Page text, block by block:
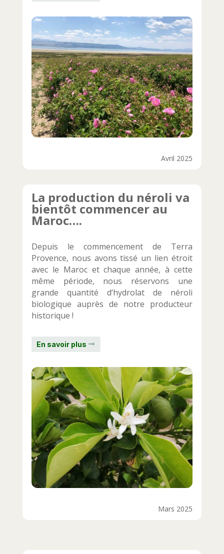
Avril 2025
La production du néroli va
bientôt commencer au
Maroc….
Depuis le commencement de Terra
Provence, nous avons tissé un lien étroit
avec le Maroc et chaque année, à cette
même période, nous réservons une
grande quantité d’hydrolat de néroli
biologique auprès de notre producteur
historique !
En savoir plus
Mars 2025